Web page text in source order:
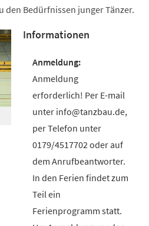
den Bedürfnissen junger Tänzer.
Informationen
Anmeldung
erforderlich! Per E-mail
unter info@tanzbau.de,
per Telefon unter
0179/4517702 oder auf
dem Anrufbeantworter.
In den Ferien findet zum
Teil ein
Ferienprogramm statt.